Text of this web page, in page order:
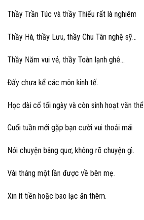
Thầy Trần Túc và thầy Thiếu rất là nghiêm
Thầy Hà, thầy Lưu, thầy Chu Tân nghệ sỹ…
Thầy Năm vui vẻ, thầy Toàn lạnh ghê…
Đấy chưa kể các môn kinh tế.
Học dài cổ tối ngày và còn sinh hoạt văn thể
Cuối tuần mới gặp bạn cười vui thoải mái
Nói chuyện bâng quơ, không rõ chuyện gì.
Vài tháng một lần được về bên mẹ.
Xin ít tiền hoặc bao lạc ăn thêm.